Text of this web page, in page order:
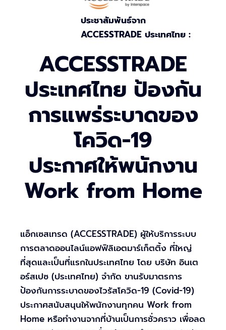
ประชาสัมพันธ์จาก
ACCESSTRADE ประเทศไทย :
ACCESSTRADE
ประเทศไทย ป้องกัน
การแพร่ระบาดของ
โควิด-19
ประกาศให้พนักงาน
Work from Home
แอ็กเซสเทรด (ACCESSTRADE) ผู้ให้บริการระบบ
การตลาดออนไลน์แอฟฟิลิเอตมาร์เก็ตติ้ง ที่ใหญ่
ที่สุดและเป็นที่แรกในประเทศไทย โดย บริษัท อินเต
อร์สเปซ (ประเทศไทย) จำกัด ขานรับมาตรการ
ป้องกันการระบาดของไวรัสโควิด-19 (Covid-19)
ประกาศสนับสนุนให้พนักงานทุกคน Work from
Home หรือทำงานจากที่บ้านเป็นการชั่วคราว เพื่อลด